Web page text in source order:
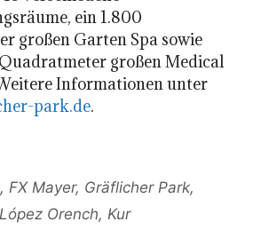
ein 1.800
großen Garten Spa sowie
großen Medical
Informationen unter
park.de.
, FX Mayer, Gräflicher Park,
Orench, Kur